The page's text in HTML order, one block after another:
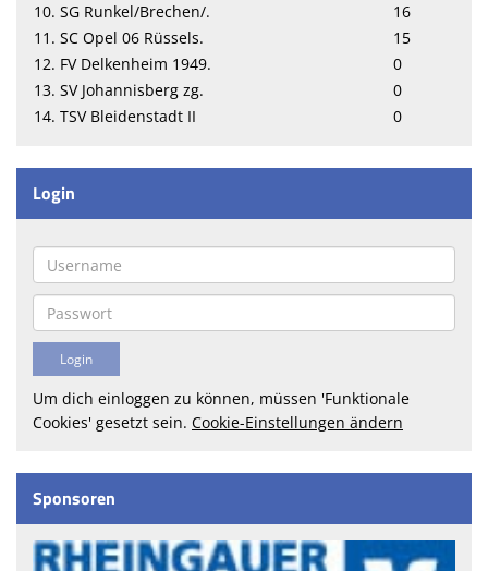
10. SG Runkel/Brechen/.
16
11. SC Opel 06 Rüssels.
15
12. FV Delkenheim 1949.
0
13. SV Johannisberg zg.
0
14. TSV Bleidenstadt II
0
Login
Um dich einloggen zu können, müssen 'Funktionale
Cookies' gesetzt sein. Cookie-Einstellungen ändern
Sponsoren